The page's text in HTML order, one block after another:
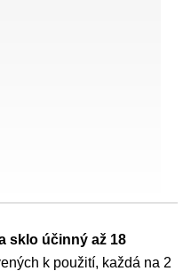
sklo účinný až 18
k použití, každá na 2